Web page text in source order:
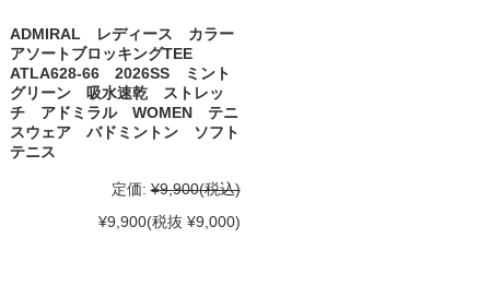
ADMIRAL レディース カラー
アソートブロッキングTEE
ATLA628-66 2026SS ミント
グリーン 吸水速乾 ストレッ
チ アドミラル WOMEN テニ
スウェア バドミントン ソフト
テニス
定価: ¥9,900(税込)
¥9,900(税抜 ¥9,000)